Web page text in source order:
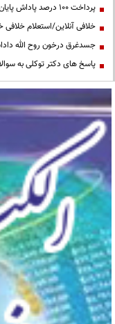
پرداخت ۱۰۰ درصد پاداش پایان خدمت فرهنگیان
خلافی آنلاین/استعلام خلافی
جسدغرق درخون روح الله
پاسخ های دکتر توکلی به